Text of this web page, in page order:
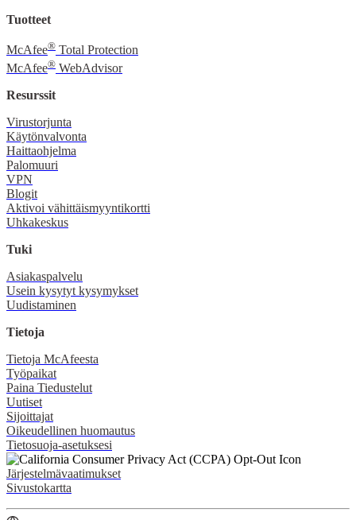
Tuotteet
McAfee® Total Protection
McAfee® WebAdvisor
Resurssit
Virustorjunta
Käytönvalvonta
Haittaohjelma
Palomuuri
VPN
Blogit
Aktivoi vähittäismyyntikortti
Uhkakeskus
Tuki
Asiakaspalvelu
Usein kysytyt kysymykset
Uudistaminen
Tietoja
Tietoja McAfeesta
Työpaikat
Paina Tiedustelut
Uutiset
Sijoittajat
Oikeudellinen huomautus
Tietosuoja-asetuksesi
Järjestelmävaatimukset
Sivustokartta